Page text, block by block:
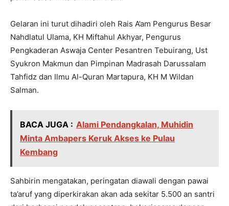
Gelaran ini turut dihadiri oleh Rais A’am Pengurus Besar
Nahdlatul Ulama, KH Miftahul Akhyar, Pengurus
Pengkaderan Aswaja Center Pesantren Tebuirang, Ust
Syukron Makmun dan Pimpinan Madrasah Darussalam
Tahfidz dan Ilmu Al-Quran Martapura, KH M Wildan
Salman.
BACA JUGA : Alami Pendangkalan, Muhidin
Minta Ambapers Keruk Akses ke Pulau
Kembang
Sahbirin mengatakan, peringatan diawali dengan pawai
ta’aruf yang diperkirakan akan ada sekitar 5.500 an santri